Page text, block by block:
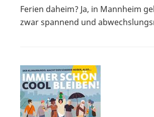
Ferien daheim? Ja, in Mannheim
zwar spannend und